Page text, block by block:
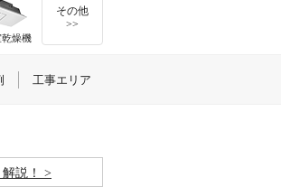
説！
燥機
その他
>>
工事エリア